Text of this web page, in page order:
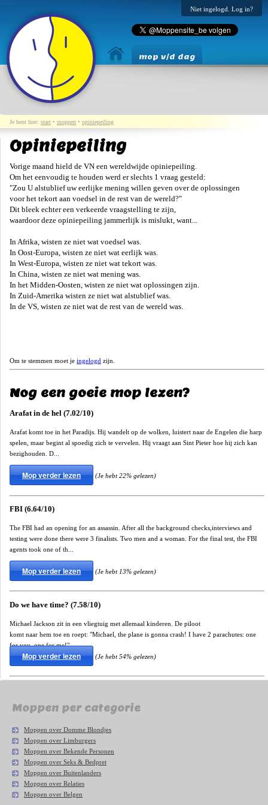
Niet ingelogd. Log in?
mop v/d dag
Je bent hier: start • moppen • opiniepeiling
Opiniepeiling
Vorige maand hield de VN een wereldwijde opiniepeiling.
Om het eenvoudig te houden werd er slechts 1 vraag gesteld:
"Zou U alstublief uw eerlijke mening willen geven over de oplossingen
voor het tekort aan voedsel in de rest van de wereld?"
Dit bleek echter een verkeerde vraagstelling te zijn,
waardoor deze opiniepeiling jammerlijk is mislukt, want...
In Afrika, wisten ze niet wat voedsel was.
In Oost-Europa, wisten ze niet wat eerlijk was.
In West-Europa, wisten ze niet wat tekort was.
In China, wisten ze niet wat mening was.
In het Midden-Oosten, wisten ze niet wat oplossingen zijn.
In Zuid-Amerika wisten ze niet wat alstublief was.
In de VS, wisten ze niet wat de rest van de wereld was.
Om te stemmen moet je ingelogd zijn.
Nog een goeie mop lezen?
Arafat in de hel (7.02/10)
Arafat komt toe in het Paradijs. Hij wandelt op de wolken, luistert naar de Engelen die harp
spelen, maar begint al spoedig zich te vervelen. Hij vraagt aan Sint Pieter hoe hij zich kan
bezighouden. D...
Mop verder lezen (Je hebt 22% gelezen)
FBI (6.64/10)
The FBI had an opening for an assassin. After all the background checks,interviews and
testing were done there were 3 finalists. Two men and a woman. For the final test, the FBI
agents took one of th...
Mop verder lezen (Je hebt 13% gelezen)
Do we have time? (7.58/10)
Michael Jackson zit in een vliegtuig met allemaal kinderen. De piloot
komt naar hem toe en roept: "Michael, the plane is gonna crash! I have 2 parachutes: one
for you, one for me!"
Mop verder lezen (Je hebt 54% gelezen)
Moppen per categorie
Moppen over Domme Blondjes
Moppen over Limburgers
Moppen over Bekende Personen
Moppen over Seks & Bedpret
Moppen over Buitenlanders
Moppen over Relaties
Moppen over Belgen